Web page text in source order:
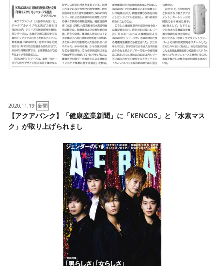
2020.11.19 新聞
【アクアバンク】「健康産業新聞」に「KENCOS」と「水素マス
ク」が取り上げられまし